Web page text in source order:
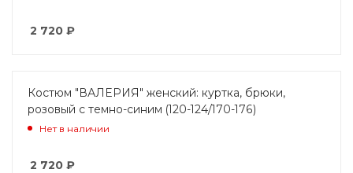
2 720 ₽
Костюм "ВАЛЕРИЯ" женский: куртка, брюки,
розовый с темно-синим (120-124/170-176)
Нет в наличии
2 720 ₽